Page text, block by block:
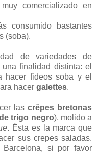
comercializado en
consumido bastantes
(soba).
de variedades de
finalidad distinta: el
hacer fideos soba y el
hacer galettes.
las crêpes bretonas
trigo negro), molido a
. Ésta es la marca que
sus crepes saladas.
si por favor